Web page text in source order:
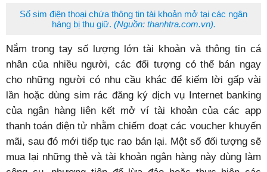
Số sim điện thoại chứa thông tin tài khoản mở tại các ngân
hàng bị thu giữ. (Nguồn: thanhtra.com.vn).
Nắm trong tay số lượng lớn tài khoản và thông tin cá
nhân của nhiều người, các đối tượng có thể bán ngay
cho những người có nhu cầu khác để kiếm lời gấp vài
lần hoặc dùng sim rác đăng ký dịch vụ Internet banking
của ngân hàng liên kết mở ví tài khoản của các app
thanh toán điện tử nhằm chiếm đoạt các voucher khuyến
mãi, sau đó mới tiếp tục rao bán lại. Một số đối tượng sẽ
mua lại những thẻ và tài khoản ngân hàng này dùng làm